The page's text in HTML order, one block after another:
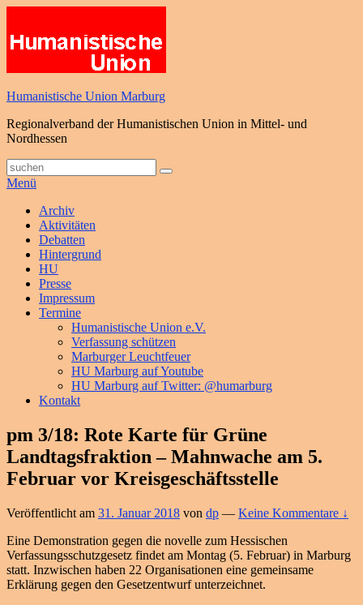
springen
Humanistische Union Marburg
Regionalverband der Humanistischen Union in Mittel- und
Nordhessen
Suche
nach:
Suchen
Menü
Primäres
Menü
Archiv
Aktivitäten
Debatten
Hintergrund
HU
Presse
Impressum
Termine
Humanistische Union e.V.
Verfassung schützen
Marburger Leuchtfeuer
HU Marburg auf Youtube
HU Marburg auf Twitter: @humarburg
Kontakt
pm 3/18: Rote Karte für Grüne
Landtagsfraktion – Mahnwache am 5.
Februar vor Kreisgeschäftsstelle
Veröffentlicht am 31. Januar 2018 von dp — Keine Kommentare ↓
Eine Demonstration gegen die novelle zum Hessischen
Verfassungsschutzgesetz findet am Montag (5. Februar) in Marburg
statt. Inzwischen haben 22 Organisationen eine gemeinsame
Erklärung gegen den Gesetzentwurf unterzeichnet.